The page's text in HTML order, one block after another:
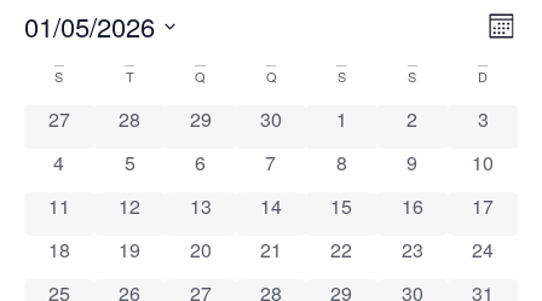
de
Mês
01/05/2026
Calendário
de
Eventos
S T Q Q S S D
0 eventos
27 0 eventos
28 0 eventos
29 0 eventos
30 0 eventos
1 0 eventos
2 0
3
0 eventos
4 0 eventos
5 0 eventos
6 0 eventos
7 0 eventos
8 0 eventos
9 0
10
0 eventos
11 0 eventos
12 0 eventos
13 0 eventos
14 0 eventos
15 0 eventos
16 0
17
0 eventos
18 0 eventos
19 0 eventos
20 0 eventos
21 0 eventos
22 0 eventos
23 0
24
0 eventos
25 0 eventos
26 0 eventos
27 0 eventos
28 0 eventos
29 0 eventos
30 0
31